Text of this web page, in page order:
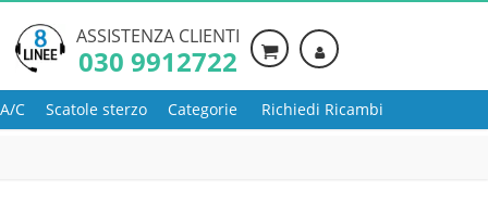
ASSISTENZA CLIENTI
030 9912722
C Scatole sterzo Categorie Richiedi Ricambi